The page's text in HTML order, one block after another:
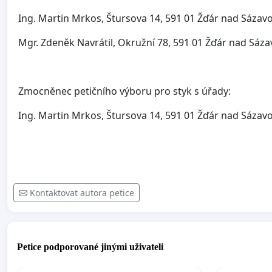
Ing. Martin Mrkos, Štursova 14, 591 01 Žďár nad
Mgr. Zdeněk Navrátil, Okružní 78, 591 01 Žďár nad
Zmocněnec petičního výboru pro styk s úřady:
Ing. Martin Mrkos, Štursova 14, 591 01 Žďár nad
Kontaktovat autora petice
Petice podporované jinými uživateli